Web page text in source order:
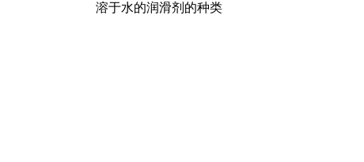
溶于水的润滑剂的种类